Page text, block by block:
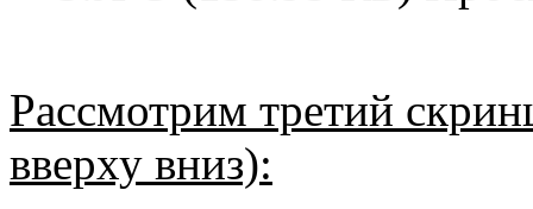
Рассмотрим третий
вверху вниз):